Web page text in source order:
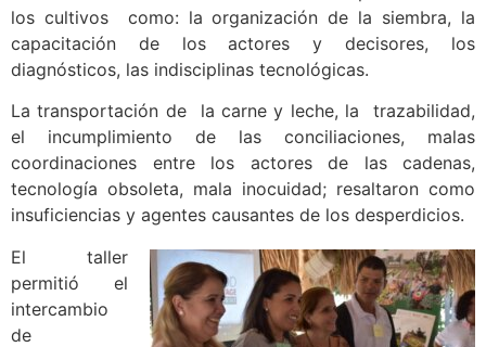
los cultivos como: la organización de la siembra, la
capacitación de los actores y decisores, los
diagnósticos, las indisciplinas tecnológicas.
La transportación de la carne y leche, la trazabilidad,
el incumplimiento de las conciliaciones, malas
coordinaciones entre los actores de las cadenas,
tecnología obsoleta, mala inocuidad; resaltaron como
insuficiencias y agentes causantes de los desperdicios.
El taller
permitió el
intercambio
de